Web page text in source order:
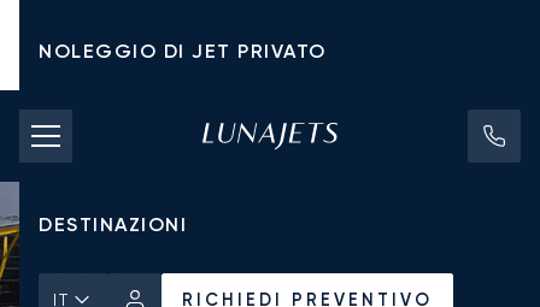
NOLEGGIO DI JET PRIVATO
TARIFFE DI NOLEGGIO
JET PRIVATI
DESTINAZIONI
IT RICHIEDI PREVENTIVO